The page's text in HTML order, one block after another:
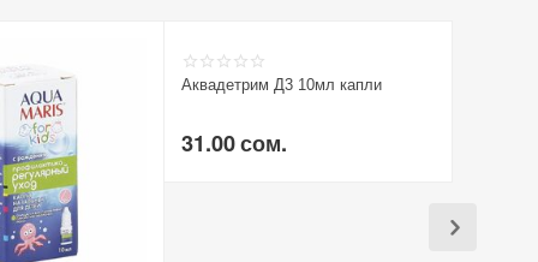
Аквадетрим Д3 10мл капли
31.00сом.